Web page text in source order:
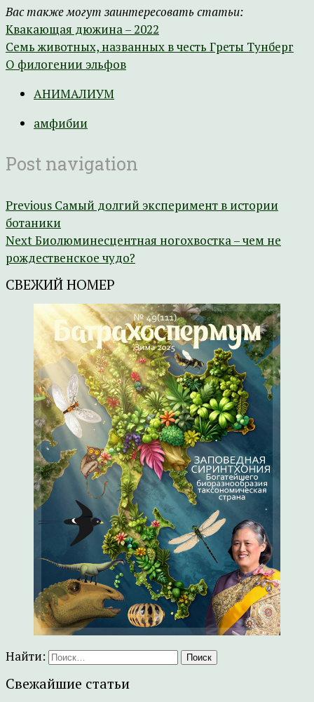
Вас также могут заинтересовать статьи:
Квакающая дюжина – 2022
Семь животных, названных в честь Греты Тунберг
О филогении эльфов
АНИМАЛИУМ
амфибии
Post navigation
Previous Самый долгий эксперимент в истории
ботаники
NextБиолюминесцентная ногохвостка – чем не
рождественское чудо?
СВЕЖИЙ НОМЕР
Найти:
Свежайшие статьи